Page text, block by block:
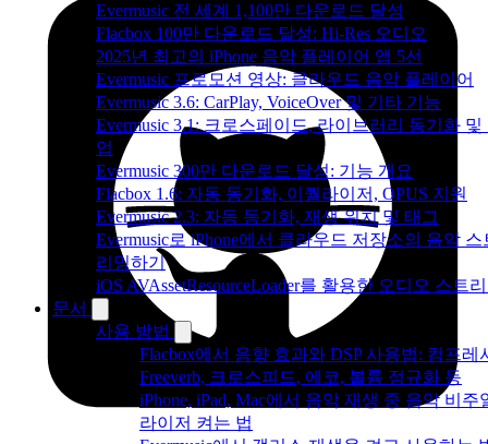
Evermusic 전 세계 1,100만 다운로드 달성
Flacbox 100만 다운로드 달성: Hi-Res 오디오
2025년 최고의 iPhone 음악 플레이어 앱 5선
Evermusic 프로모션 영상: 클라우드 음악 플레이어
Evermusic 3.6: CarPlay, VoiceOver 및 기타 기능
Evermusic 3.1: 크로스페이드, 라이브러리 동기화 및
업
Evermusic 300만 다운로드 달성: 기능 개요
Flacbox 1.6: 자동 동기화, 이퀄라이저, OPUS 지원
Evermusic 2.3: 자동 동기화, 재생 위치 및 태그
Evermusic로 iPhone에서 클라우드 저장소의 음악 스
리밍하기
iOS AVAssetResourceLoader를 활용한 오디오 스트
문서
사용 방법
Flacbox에서 음향 효과와 DSP 사용법: 컴프레
Freeverb, 크로스피드, 에코, 볼륨 정규화 등
iPhone, iPad, Mac에서 음악 재생 중 음악 비주
라이저 켜는 법